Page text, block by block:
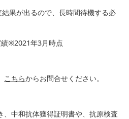
果が出るので、長時間待機する必
※2021年3月時点
こちらからお問合せください。
、中和抗体獲得証明書や、抗原検査